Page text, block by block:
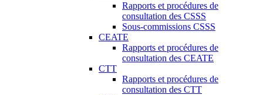
Rapports et procédures de
consultation des CSSS
Sous-commissions CSSS
CEATE
Rapports et procédures de
consultation des CEATE
CTT
Rapports et procédures de
consultation des CTT